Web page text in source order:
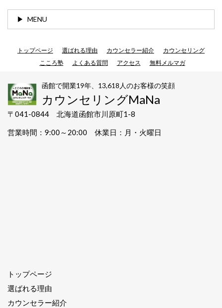
MENU
トップページ 選ばれる理由 カウンセラー紹介
カウンセリング
こころ塾
よくある質問 アクセス 無料メルマガ
函館で開業19年、13,618人のお客様の笑顔
カウンセリングMaNa
〒041-0844 北海道函館市川原町1-8
営業時間：9:00～20:00 休業日：月・火曜日
トップページ
選ばれる理由
カウンセラー紹介